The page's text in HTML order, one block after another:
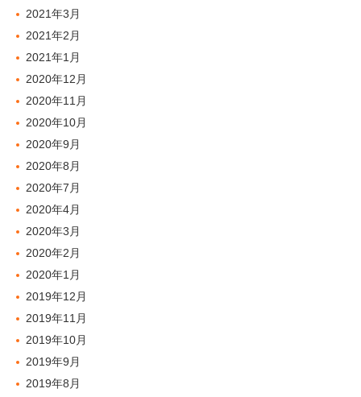
2021年3月
2021年2月
2021年1月
2020年12月
2020年11月
2020年10月
2020年9月
2020年8月
2020年7月
2020年4月
2020年3月
2020年2月
2020年1月
2019年12月
2019年11月
2019年10月
2019年9月
2019年8月